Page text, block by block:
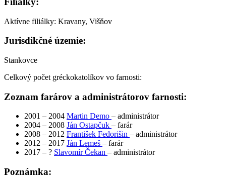
Aktívne filiálky: Kravany, Višňov
Jurisdikčné územie:
Stankovce
Celkový počet gréckokatolíkov vo farnosti:
Zoznam farárov a administrátorov farnosti:
2001 – 2004 Martin Demo – administrátor
2004 – 2008 Ján Ostapčuk – farár
2008 – 2012 František Fedorišin – administrátor
2012 – 2017 Ján Lemeš – farár
2017 – ? Slavomír Čekan – administrátor
Poznámka: